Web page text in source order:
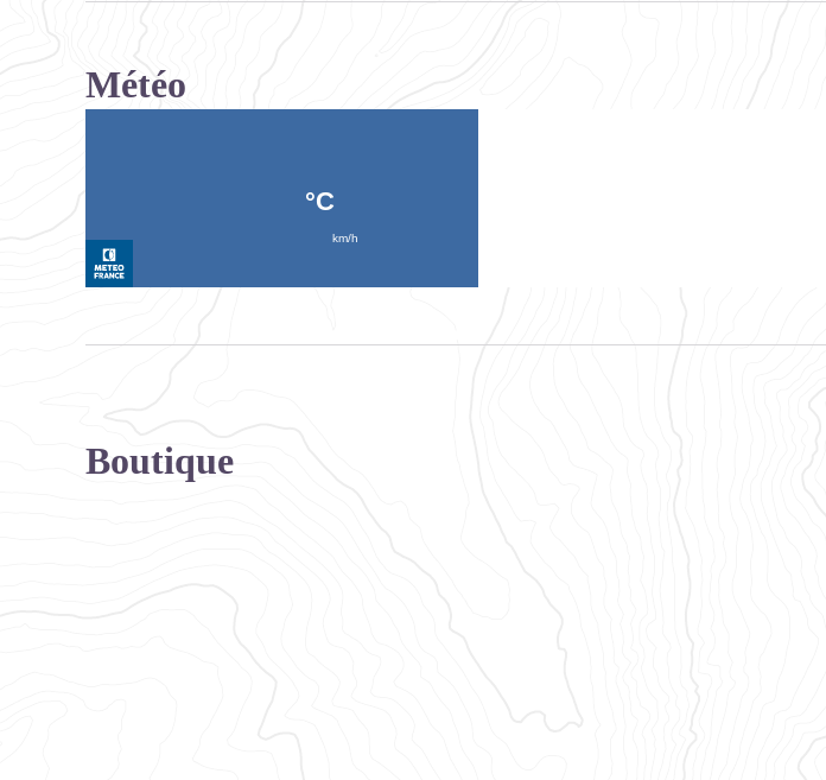
Météo
Boutique